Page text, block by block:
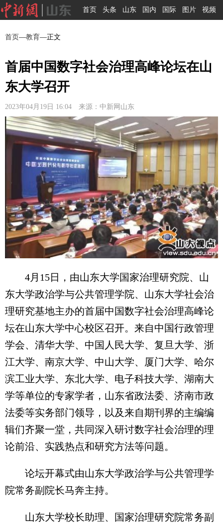
首页 头条 山东 国内 国际 图片 视频
首页—教育—正文
首届中国数字社会治理高峰论坛在山
东大学召开
2023年04月19日 16:04 来源：中新网山东
4月15日，由山东大学国家治理研究院、山
东大学政治学与公共管理学院、山东大学社会治
理研究基地主办的首届中国数字社会治理高峰论
坛在山东大学中心校区召开。来自中国行政管理
学会、清华大学、中国人民大学、复旦大学、浙
江大学、南京大学、中山大学、厦门大学、哈尔
滨工业大学、东北大学、电子科技大学、湖南大
学等单位的专家学者，山东省政法委、济南市政
法委等实务部门领导，以及来自期刊界的主编编
辑们齐聚一堂，共同深入研讨数字社会治理的理
论前沿、实践热点和研究方法等问题。
论坛开幕式由山东大学政治学与公共管理学
院常务副院长马奔主持。
山东大学校长助理、国家治理研究院常务副